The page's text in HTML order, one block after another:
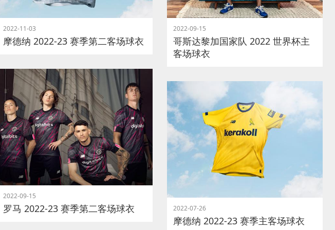
2022-11-03
摩德纳 2022-23 赛季第二客场球衣
2022-09-15
哥斯达黎加国家队 2022 世界杯主
客场球衣
2022-09-15
罗马 2022-23 赛季第二客场球衣 2022-07-26
摩德纳 2022-23 赛季主客场球衣